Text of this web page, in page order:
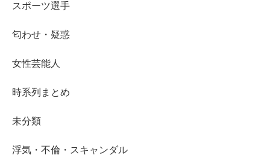
スポーツ選手
匂わせ・疑惑
女性芸能人
時系列まとめ
未分類
浮気・不倫・スキャンダル